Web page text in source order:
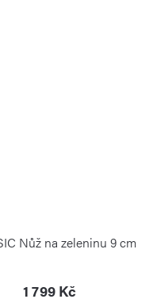
Nůž na zeleninu 9 cm
1 799 Kč